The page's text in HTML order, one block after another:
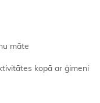
māte
kopā ar ģimeni